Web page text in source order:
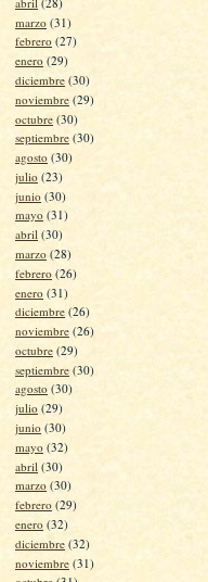
marzo (31)
febrero (27)
enero (29)
diciembre (30)
noviembre (29)
octubre (30)
septiembre (30)
agosto (30)
julio (23)
junio (30)
mayo (31)
abril (30)
marzo (28)
febrero (26)
enero (31)
diciembre (26)
noviembre (26)
octubre (29)
septiembre (30)
agosto (30)
julio (29)
junio (30)
mayo (32)
abril (30)
marzo (30)
febrero (29)
enero (32)
diciembre (32)
noviembre (31)